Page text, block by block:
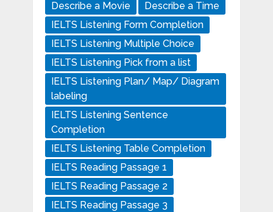
Describe a Movie
Describe a Time
IELTS Listening Form Completion
IELTS Listening Multiple Choice
IELTS Listening Pick from a list
IELTS Listening Plan/ Map/ Diagram
labeling
IELTS Listening Sentence
Completion
IELTS Listening Table Completion
IELTS Reading Passage 1
IELTS Reading Passage 2
IELTS Reading Passage 3